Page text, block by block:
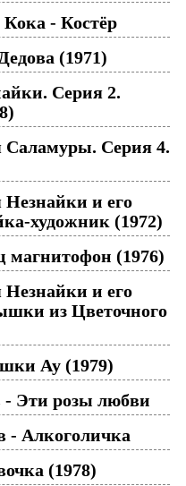
- Костёр
(1971)
Серия 2.
Серия 4.
и его
художник (1972)
магнитофон (1976)
и его
из Цветочного
Ау (1979)
- Эти розы любви
- Алкоголичка
(1978)